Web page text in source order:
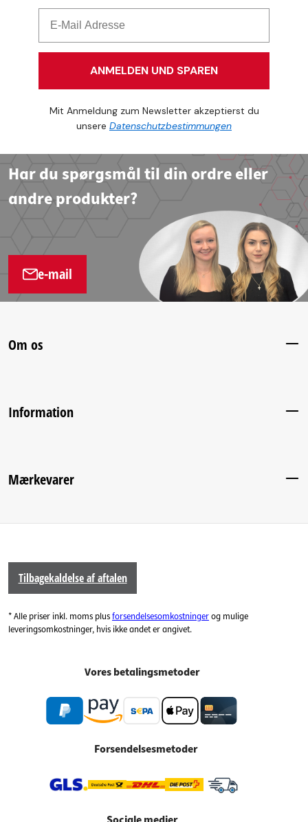
ANMELDEN UND SPAREN
Mit Anmeldung zum Newsletter akzeptierst du
unsere Datenschutzbestimmungen
Har du spørgsmål til din ordre eller
andre produkter?
e-mail
Om os
Information
Mærkevarer
Tilbagekaldelse af aftalen
* Alle priser inkl. moms plusforsendelsesomkostningerog mulige
leveringsomkostninger, hvis ikke andet er angivet.
Vores betalingsmetoder
Forsendelsesmetoder